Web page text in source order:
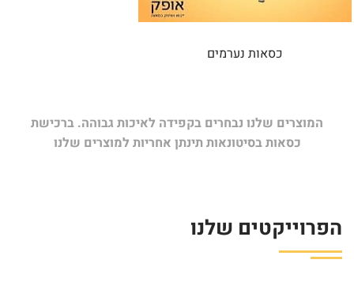
כסאות נערמים
המוצרים שלנו נבחרים בקפידה לאיכות גבוהה. ברכישת
כסאות בסיטונאות תינתן אחריות למוצרים שלנו
הפרוייקטים שלנו